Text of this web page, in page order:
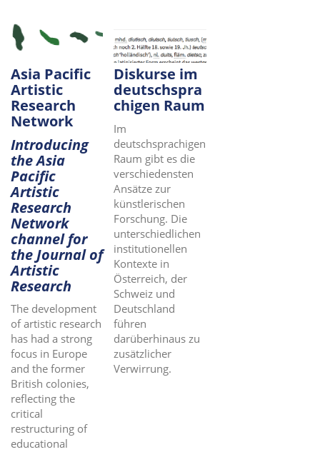
Asia Pacific
Artistic
Research
Network
Introducing
the Asia
Pacific
Artistic
Research
Network
channel for
the Journal of
Artistic
Research
The development
of artistic research
has had a strong
focus in Europe
and the former
British colonies,
reflecting the
critical
restructuring of
educational
Diskurse im
deutschspra
chigen Raum
Im
deutschsprachigen
Raum gibt es die
verschiedensten
Ansätze zur
künstlerischen
Forschung. Die
unterschiedlichen
institutionellen
Kontexte in
Österreich, der
Schweiz und
Deutschland
führen
darüberhinaus zu
zusätzlicher
Verwirrung.